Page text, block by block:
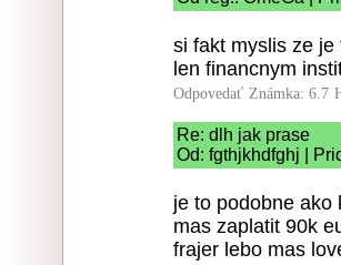
si fakt myslis ze
len financnym
Odpovedať Známka: 6.7
Re: dlh jak prase
Od: fgthjkhdfghj |
je to podobne ako
mas zaplatit 90k
frajer lebo mas